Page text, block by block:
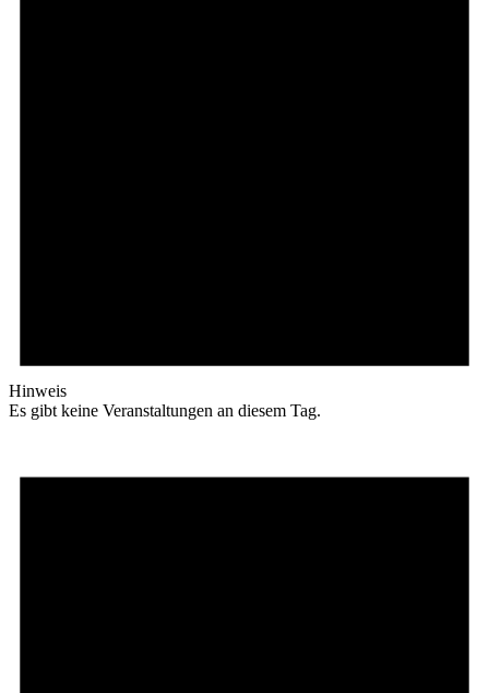
Hinweis
Es gibt keine Veranstaltungen an diesem Tag.